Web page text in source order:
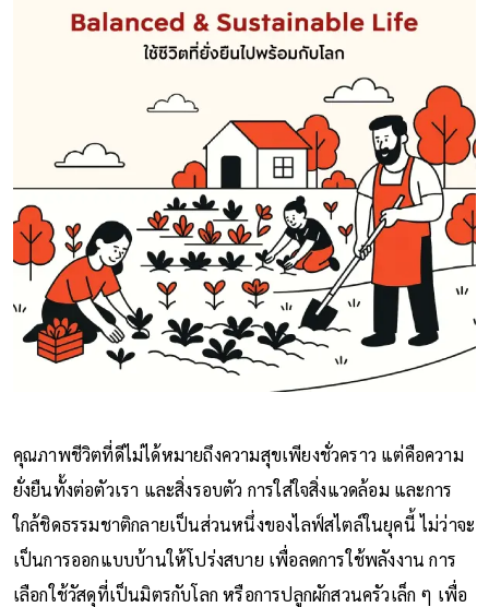
คุณภาพชีวิตที่ดีไม่ได้หมายถึงความสุขเพียงชั่วคราว แต่คือความ
ยั่งยืนทั้งต่อตัวเรา และสิ่งรอบตัว การใส่ใจสิ่งแวดล้อม และการ
ใกล้ชิดธรรมชาติกลายเป็นส่วนหนึ่งของไลฟ์สไตล์ในยุคนี้ ไม่ว่าจะ
เป็นการออกแบบบ้านให้โปร่งสบาย เพื่อลดการใช้พลังงาน การ
เลือกใช้วัสดุที่เป็นมิตรกับโลก หรือการปลูกผักสวนครัวเล็ก ๆ เพื่อ